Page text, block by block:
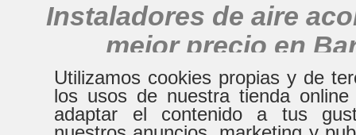
Instaladores de aire
mejor precio en
Utilizamos cookies propias y de
los usos de nuestra tienda
adaptar el contenido a tus